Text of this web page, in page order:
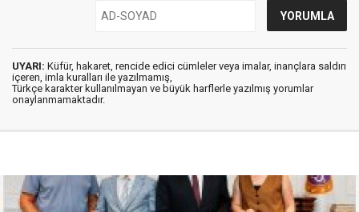
UYARI: Küfür, hakaret, rencide edici cümleler veya imalar, inançlara saldırı
içeren, imla kuralları ile yazılmamış,
Türkçe karakter kullanılmayan ve büyük harflerle yazılmış yorumlar
onaylanmamaktadır.